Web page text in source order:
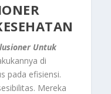
Untuk
di
pada efisiensi.
Mereka